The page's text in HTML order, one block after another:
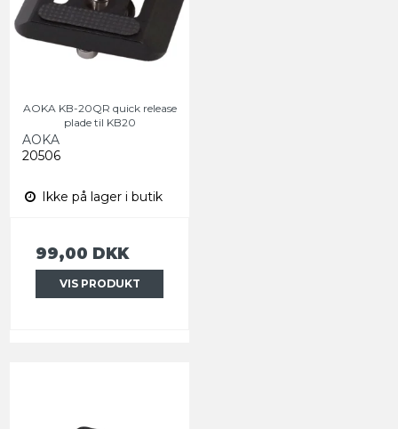
AOKA KB-20QR quick release
plade til KB20
AOKA
20506
Ikke på lager i butik
99,00 DKK
VIS PRODUKT